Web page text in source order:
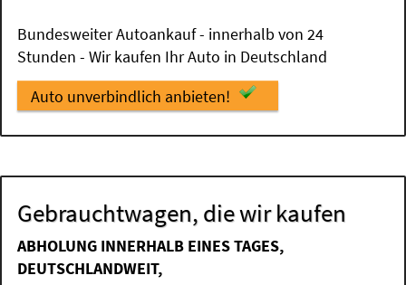
Bundesweiter Autoankauf - innerhalb von 24
Stunden - Wir kaufen Ihr Auto in Deutschland
Auto unverbindlich anbieten!
Gebrauchtwagen, die wir kaufen
ABHOLUNG INNERHALB EINES TAGES,
DEUTSCHLANDWEIT,